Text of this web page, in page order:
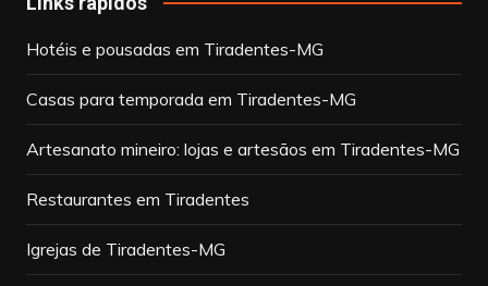
Hotéis e pousadas em Tiradentes-MG
Casas para temporada em Tiradentes-MG
Artesanato mineiro: lojas e artesãos em Tiradentes-MG
Restaurantes em Tiradentes
Igrejas de Tiradentes-MG